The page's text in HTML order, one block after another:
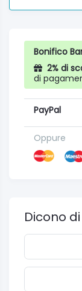
Bonifico
2% di
di
PayPal
Oppure
Dicono